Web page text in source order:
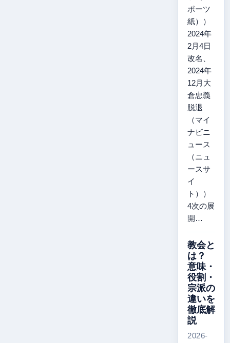
ポーツ
紙））
2024年
2月4日
改名、
2024年
12月大
倉忠義
脱退
（マイ
ナビニ
ュース
（ニュ
ースサ
イ
ト））
4次の展
開…
教会と
は？
意味・
役割・
宗派の
違いを
徹底解
説
2026-